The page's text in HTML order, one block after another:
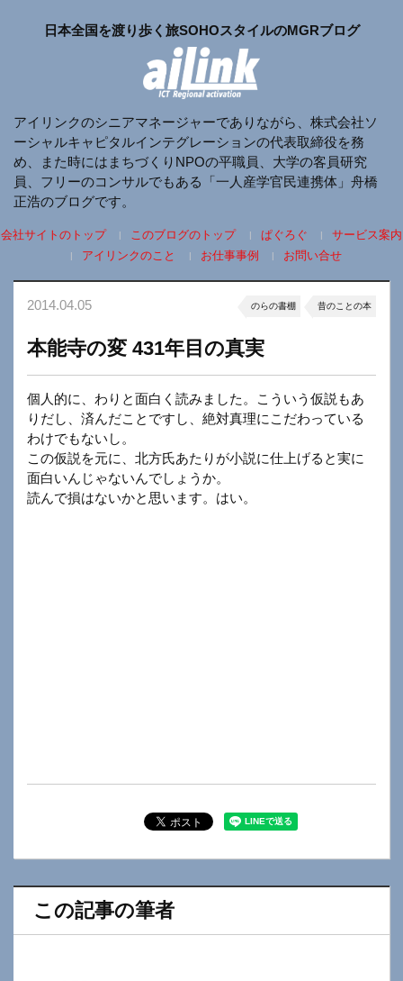
日本全国を渡り歩く旅SOHOスタイルのMGRブログ
アイリンクのシニアマネージャーでありながら、株式会社ソ
ーシャルキャピタルインテグレーションの代表取締役を務
め、また時にはまちづくりNPOの平職員、大学の客員研究
員、フリーのコンサルでもある「一人産学官民連携体」舟橋
正浩のブログです。
会社サイトのトップ このブログのトップ ぱぐろぐ
サービス案内
アイリンクのこと
お仕事事例 お問い合せ
2014.04.05 のらの書棚 昔のことの本
本能寺の変 431年目の真実
個人的に、わりと面白く読みました。こういう仮説もあ
りだし、済んだことですし、絶対真理にこだわっている
わけでもないし。
この仮説を元に、北方氏あたりが小説に仕上げると実に
面白いんじゃないんでしょうか。
読んで損はないかと思います。はい。
この記事の筆者